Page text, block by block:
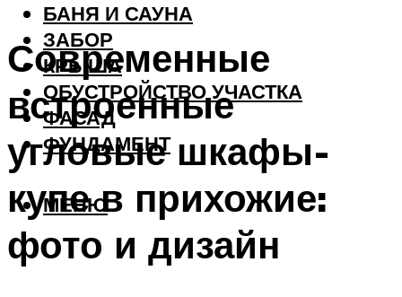
БАНЯ И САУНА
ЗАБОР
КРЫША
ОБУСТРОЙСТВО УЧАСТКА
ФАСАД
ФУНДАМЕНТ
МЕНЮ
Современные
встроенные
угловые шкафы-
купе в прихожие:
фото и дизайн